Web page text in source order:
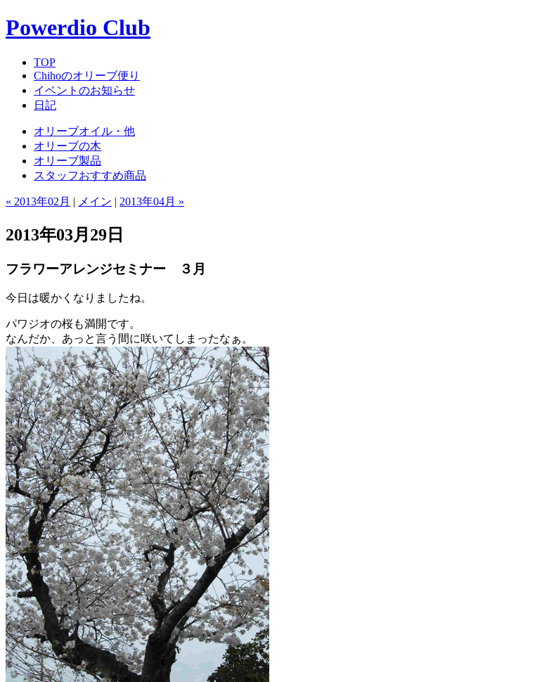
Powerdio Club
TOP
Chihoのオリーブ便り
イベントのお知らせ
日記
オリーブオイル・他
オリーブの木
オリーブ製品
スタッフおすすめ商品
« 2013年02月 | メイン | 2013年04月 »
2013年03月29日
フラワーアレンジセミナー ３月
今日は暖かくなりましたね。
パワジオの桜も満開です。
なんだか、あっと言う間に咲いてしまったなぁ。